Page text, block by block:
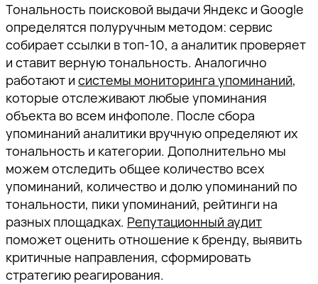
Тональность поисковой выдачи Яндекс и Google
определятся полуручным методом: сервис
собирает ссылки в топ-10, а аналитик проверяет
и ставит верную тональность. Аналогично
работают и системы мониторинга упоминаний,
которые отслеживают любые упоминания
объекта во всем инфополе. После сбора
упоминаний аналитики вручную определяют их
тональность и категории. Дополнительно мы
можем отследить общее количество всех
упоминаний, количество и долю упоминаний по
тональности, пики упоминаний, рейтинги на
разных площадках. Репутационный аудит
поможет оценить отношение к бренду, выявить
критичные направления, сформировать
стратегию реагирования.